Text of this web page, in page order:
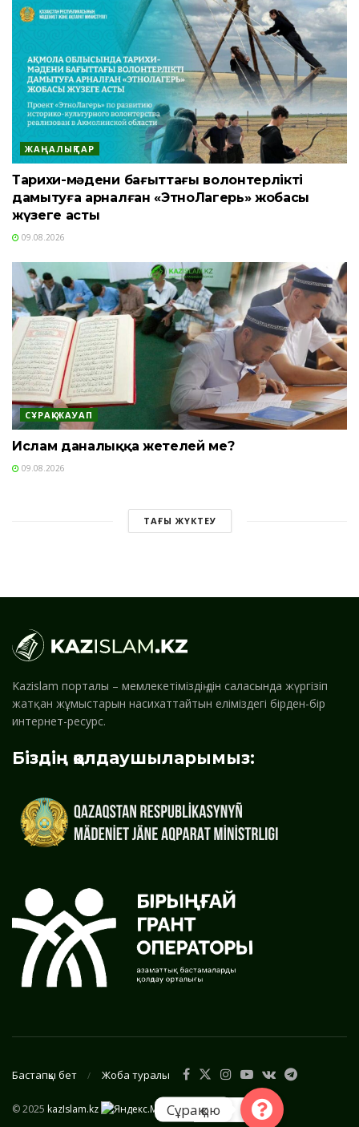
ЖАҢАЛЫҚТАР
Тарихи-мәдени бағыттағы волонтерлікті
дамытуға арналған «ЭтноЛагерь» жобасы
жүзеге асты
09.08.2026
СҰРАҚ-ЖАУАП
Ислам даналыққа жетелей ме?
09.08.2026
ТАҒЫ ЖҮКТЕУ
Kazislam порталы – мемлекетіміздің дін саласында жүргізіп
жатқан жұмыстарын насихаттайтын еліміздегі бірден-бір
интернет-ресурс.
Біздің қолдаушыларымыз:
Бастапқы бет Жоба туралы
© 2025 kazIslam.kz Сұрақ қою